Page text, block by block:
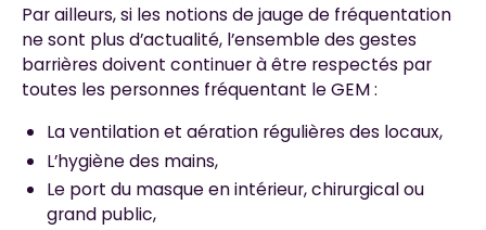
Par ailleurs, si les notions de jauge de fréquentation
ne sont plus d’actualité, l’ensemble des gestes
barrières doivent continuer à être respectés par
toutes les personnes fréquentant le GEM :
La ventilation et aération régulières des locaux,
L’hygiène des mains,
Le port du masque en intérieur, chirurgical ou
grand public,